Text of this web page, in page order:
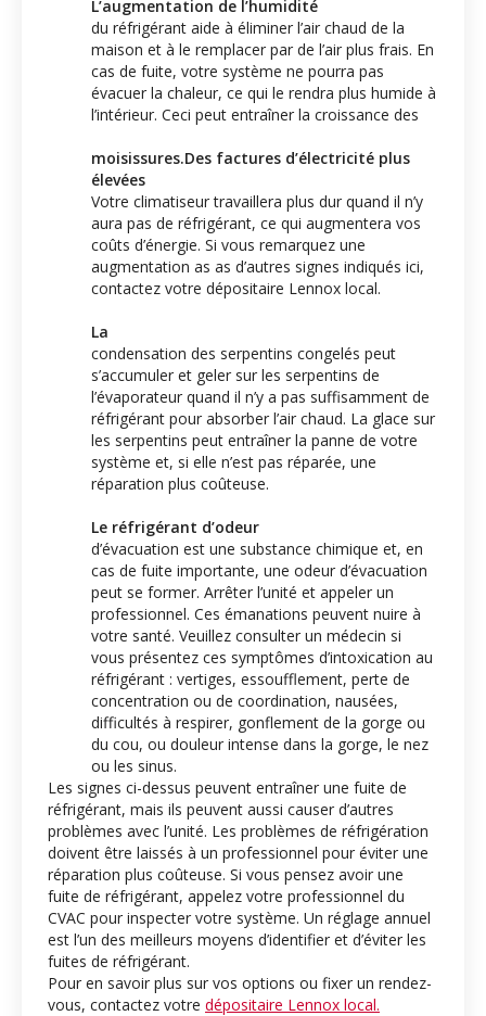
L’augmentation de l’humidité
du réfrigérant aide à éliminer l’air chaud de la
maison et à le remplacer par de l’air plus frais. En
cas de fuite, votre système ne pourra pas
évacuer la chaleur, ce qui le rendra plus humide à
l’intérieur. Ceci peut entraîner la croissance des
moisissures.Des factures d’électricité plus
élevées
Votre climatiseur travaillera plus dur quand il n’y
aura pas de réfrigérant, ce qui augmentera vos
coûts d’énergie. Si vous remarquez une
augmentation as as d’autres signes indiqués ici,
contactez votre dépositaire Lennox local.
La
condensation des serpentins congelés peut
s’accumuler et geler sur les serpentins de
l’évaporateur quand il n’y a pas suffisamment de
réfrigérant pour absorber l’air chaud. La glace sur
les serpentins peut entraîner la panne de votre
système et, si elle n’est pas réparée, une
réparation plus coûteuse.
Le réfrigérant d’odeur
d’évacuation est une substance chimique et, en
cas de fuite importante, une odeur d’évacuation
peut se former. Arrêter l’unité et appeler un
professionnel. Ces émanations peuvent nuire à
votre santé. Veuillez consulter un médecin si
vous présentez ces symptômes d’intoxication au
réfrigérant : vertiges, essoufflement, perte de
concentration ou de coordination, nausées,
difficultés à respirer, gonflement de la gorge ou
du cou, ou douleur intense dans la gorge, le nez
ou les sinus.
Les signes ci-dessus peuvent entraîner une fuite de
réfrigérant, mais ils peuvent aussi causer d’autres
problèmes avec l’unité. Les problèmes de réfrigération
doivent être laissés à un professionnel pour éviter une
réparation plus coûteuse. Si vous pensez avoir une
fuite de réfrigérant, appelez votre professionnel du
CVAC pour inspecter votre système. Un réglage annuel
est l’un des meilleurs moyens d’identifier et d’éviter les
fuites de réfrigérant.
Pour en savoir plus sur vos options ou fixer un rendez-
vous, contactez votre dépositaire Lennox local.